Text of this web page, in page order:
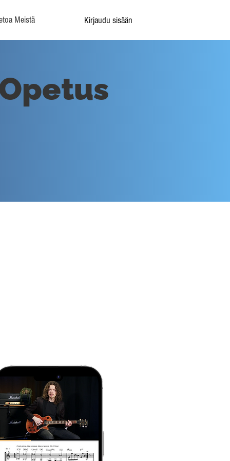
Meistä Kirjaudu sisään